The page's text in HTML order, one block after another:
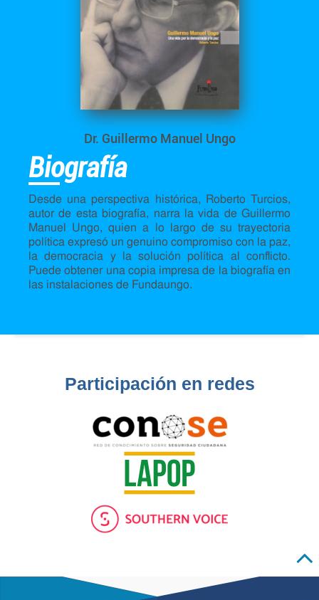
Dr. Guillermo Manuel Ungo
Biografía
Desde una perspectiva histórica, Roberto Turcios,
autor de esta biografía, narra la vida de Guillermo
Manuel Ungo, quien a lo largo de su trayectoria
política expresó un genuino compromiso con la paz,
la democracia y la solución política al conflicto.
Puede obtener una copia impresa de la biografía en
las instalaciones de Fundaungo.
Participación en redes